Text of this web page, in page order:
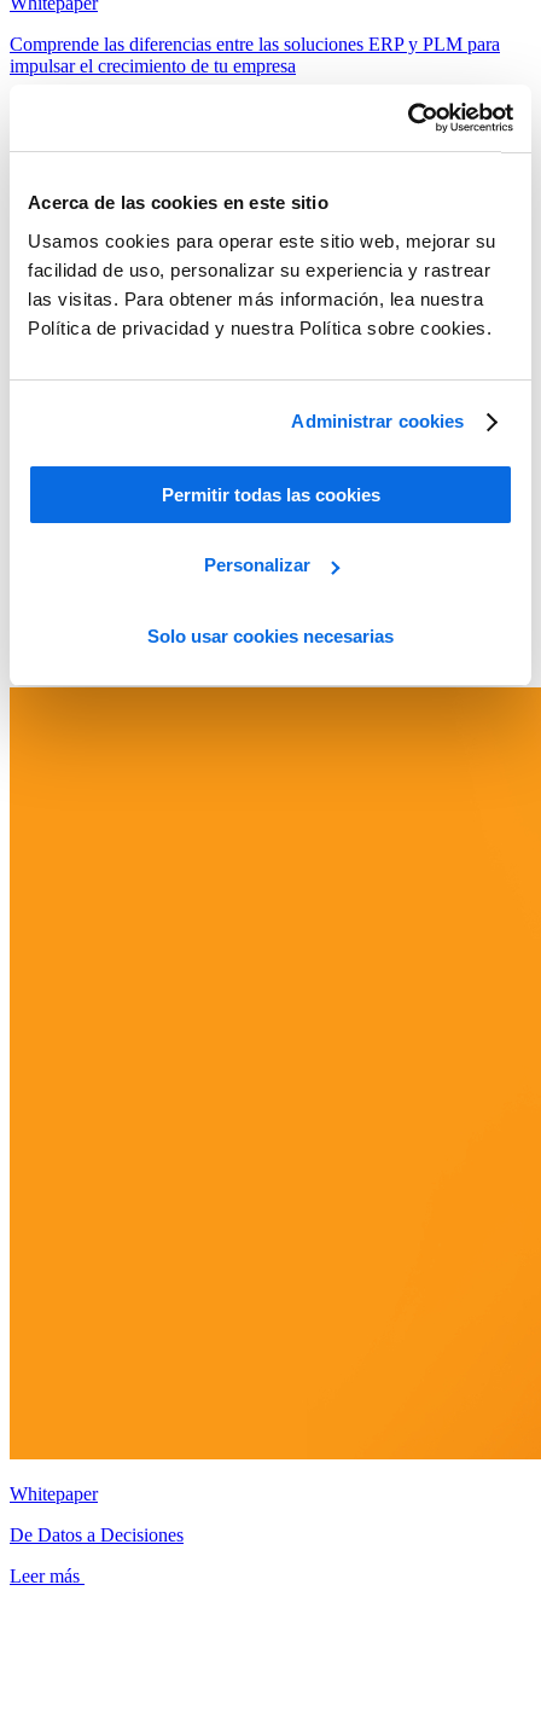
Acerca de las cookies en este sitio
Usamos cookies para operar este sitio web, mejorar su
facilidad de uso, personalizar su experiencia y rastrear
las visitas. Para obtener más información, lea nuestra
Política de privacidad y nuestra Política sobre cookies.
Administrar cookies
Permitir todas las cookies
Personalizar
Solo usar cookies necesarias
Comprende las diferencias entre las soluciones ERP y PLM para
impulsar el crecimiento de tu empresa
Whitepaper
De Datos a Decisiones
Leer más